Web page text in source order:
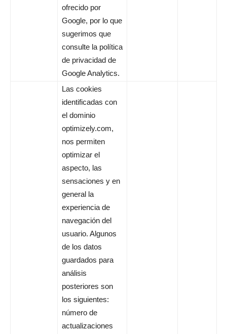
ofrecido por
Google, por lo que
sugerimos que
consulte la política
de privacidad de
Google Analytics.
Las cookies
identificadas con
el dominio
optimizely.com,
nos permiten
optimizar el
aspecto, las
sensaciones y en
general la
experiencia de
navegación del
usuario. Algunos
de los datos
guardados para
análisis
posteriores son
los siguientes:
número de
actualizaciones